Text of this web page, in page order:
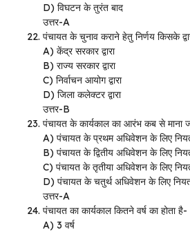
D) विघटन के तुरंत बाद
उत्तर-A
पंचायत के चुनाव कराने हेतु निर्णय किसके
A) केंद्र सरकार द्वारा
B) राज्य सरकार द्वारा
C) निर्वाचन आयोग द्वारा
D) जिला कलेक्टर द्वारा
उत्तर-B
पंचायत के कार्यकाल का आरंभ कब से माना
A) पंचायत के प्रथम अधिवेशन के लिए
B) पंचायत के द्वितीय अधिवेशन के लिए
C) पंचायत के तृतीया अधिवेशन के लिए
D) पंचायत के चतुर्थ अधिवेशन के लिए
उत्तर-A
पंचायत का कार्यकाल कितने वर्ष का होता है-
A) 3 वर्ष